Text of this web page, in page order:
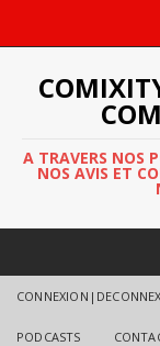
A TRAVERS NOS
NOS AVIS ET
PODCASTS